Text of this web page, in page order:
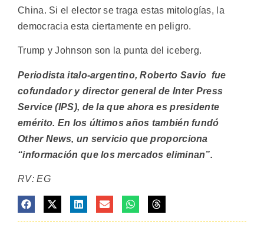
China. Si el elector se traga estas mitologías, la
democracia esta ciertamente en peligro.
Trump y Johnson son la punta del iceberg.
Periodista italo-argentino, Roberto Savio fue
cofundador y director general de Inter Press
Service (IPS), de la que ahora es presidente
emérito. En los últimos años también fundó
Other News, un servicio que proporciona
“información que los mercados eliminan”.
RV: EG